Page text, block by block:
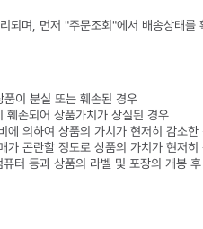
되며, 먼저 "주문조회"에서 배송상태를
이 분실 또는 훼손된 경우
훼손되어 상품가치가 상실된 경우
에 의하여 상품의 가치가 현저히 감소한
가 곤란할 정도로 상품의 가치가 현저히
터 등과 상품의 라벨 및 포장의 개봉